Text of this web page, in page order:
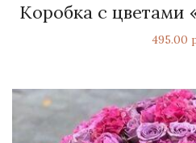
Коробка с цветами
495.00